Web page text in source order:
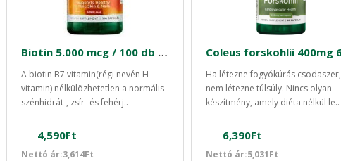
Biotin 5.000 mcg / 100 db Swanson
A biotin B7 vitamin(régi nevén H-
vitamin) nélkülözhetetlen a normális
szénhidrát-, zsír- és fehérj..
4,590Ft
Nettó ár:3,614Ft
Ha létezne fogyókúrás csodaszer,
nem létezne túlsúly. Nincs olyan
készítmény, amely diéta nélkül le..
6,390Ft
Nettó ár:5,031Ft